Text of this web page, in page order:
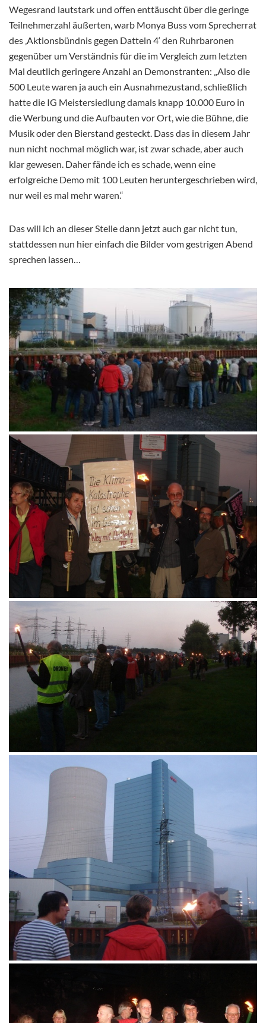
Wegesrand lautstark und offen enttäuscht über die geringe
Teilnehmerzahl äußerten, warb Monya Buss vom Sprecherrat
des ‚Aktionsbündnis gegen Datteln 4‘ den Ruhrbaronen
gegenüber um Verständnis für die im Vergleich zum letzten
Mal deutlich geringere Anzahl an Demonstranten: „Also die
500 Leute waren ja auch ein Ausnahmezustand, schließlich
hatte die IG Meistersiedlung damals knapp 10.000 Euro in
die Werbung und die Aufbauten vor Ort, wie die Bühne, die
Musik oder den Bierstand gesteckt. Dass das in diesem Jahr
nun nicht nochmal möglich war, ist zwar schade, aber auch
klar gewesen. Daher fände ich es schade, wenn eine
erfolgreiche Demo mit 100 Leuten heruntergeschrieben wird,
nur weil es mal mehr waren.“
Das will ich an dieser Stelle dann jetzt auch gar nicht tun,
stattdessen nun hier einfach die Bilder vom gestrigen Abend
sprechen lassen…